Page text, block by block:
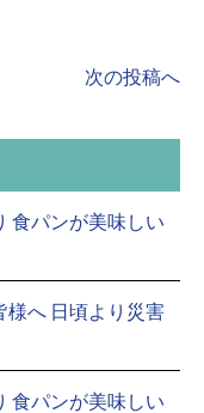
次の投稿へ
食パンが美味しい
へ 日頃より災害
食パンが美味しい